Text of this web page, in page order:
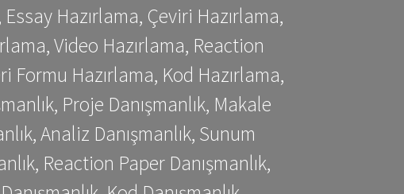
Hazırlama, Çeviri Hazırlama,
Video Hazırlama, Reaction
Formu Hazırlama, Kod Hazırlama,
Proje Danışmanlık, Makale
Analiz Danışmanlık, Sunum
Reaction Paper Danışmanlık,